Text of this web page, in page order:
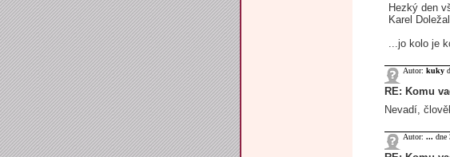
Hezký den
Karel Doležal
...jo kolo je
Autor: kuky
RE: Komu
Nevadí,
Autor: ... dne